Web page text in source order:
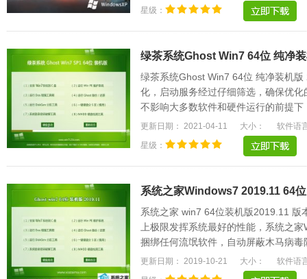
星级：
绿茶系统Ghost Win7 64位 纯净
绿茶系统Ghost Win7 64位 纯净装机
化，启动服务经过仔细筛选，确保优
不影响大多数软件和硬件运行的前提
电脑和Explorer.....
更新日期： 2021-04-11 大小：
软件语
星级：
系统之家Windows7 2019.11 64
系统之家 win7 64位装机版2019.11 版
上极限发挥系统最好的性能，系统之
捆绑任何流氓软件，自动屏蔽木马病
惯作细心设置。.....
更新日期： 2019-10-21 大小：
软件语